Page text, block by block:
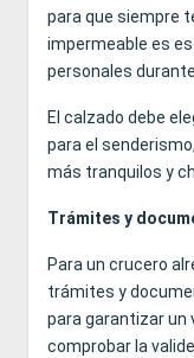
para que siempre
impermeable es
personales
El calzado debe
para el
más tranquilos y
Trámites y
Para un crucero
trámites y
para garantizar un
comprobar la